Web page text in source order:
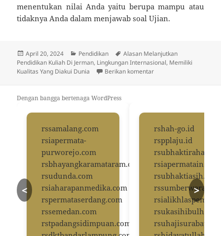
menentukan nilai Anda yaitu berupa mampu atau
tidaknya Anda dalam menjawab soal Ujian.
Diposkan
pada
April 20, 2024 Kategori
Pendidikan Tag
Alasan Melanjutkan
Pendidikan Kuliah Di Jerman, Lingkungan Internasional, Memiliki
Kualitas Yang Diakui Dunia
Berikan komentaruntuk Alasan
Dengan bangga bertenaga WordPress
rssamalang.com
rsiapermata-
purworejo.com
rsbhayangkaramataram.com
rsudunda.com
rsiaharapanmedika.com
rspermataserdang.com
rssemedan.com
rstpadangsidimpuan.com
rshah-go.id
rspplaju.id
rsubhaktiasih.com
< >